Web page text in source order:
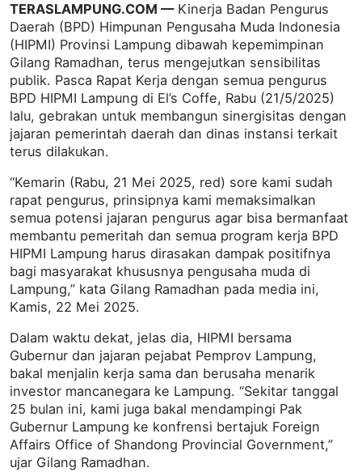
TERASLAMPUNG.COM —Kinerja Badan Pengurus
Daerah (BPD) Himpunan Pengusaha Muda Indonesia
(HIPMI) Provinsi Lampung dibawah kepemimpinan
Gilang Ramadhan, terus mengejutkan sensibilitas
publik. Pasca Rapat Kerja dengan semua pengurus
BPD HIPMI Lampung di El’s Coffe, Rabu (21/5/2025)
lalu, gebrakan untuk membangun sinergisitas dengan
jajaran pemerintah daerah dan dinas instansi terkait
terus dilakukan.
“Kemarin (Rabu, 21 Mei 2025, red) sore kami sudah
rapat pengurus, prinsipnya kami memaksimalkan
semua potensi jajaran pengurus agar bisa bermanfaat
membantu pemeritah dan semua program kerja BPD
HIPMI Lampung harus dirasakan dampak positifnya
bagi masyarakat khususnya pengusaha muda di
Lampung,” kata Gilang Ramadhan pada media ini,
Kamis, 22 Mei 2025.
Dalam waktu dekat, jelas dia, HIPMI bersama
Gubernur dan jajaran pejabat Pemprov Lampung,
bakal menjalin kerja sama dan berusaha menarik
investor mancanegara ke Lampung. “Sekitar tanggal
25 bulan ini, kami juga bakal mendampingi Pak
Gubernur Lampung ke konfrensi bertajuk Foreign
Affairs Office of Shandong Provincial Government,”
ujar Gilang Ramadhan.